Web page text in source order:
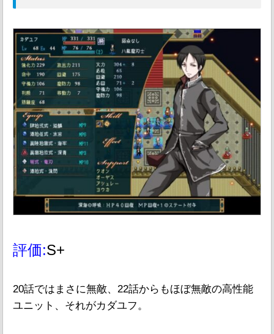
評価:S+
20話ではまさに無敵、22話からもほぼ無敵の高性能
ユニット、それがカダユフ。